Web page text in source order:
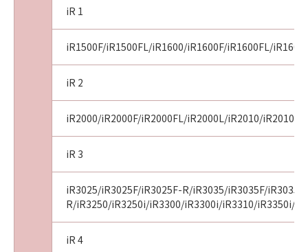
iR 1
iR1500F/iR1500FL/iR1600/iR1600F/iR1600FL/
iR 2
iR2000/iR2000F/iR2000FL/iR2000L/iR2010/
iR 3
iR3025/iR3025F/iR3025F-R/iR3035/iR3035F/
R/iR3250/iR3250i/iR3300/iR3300i/iR3310/iR3350i/
iR 4